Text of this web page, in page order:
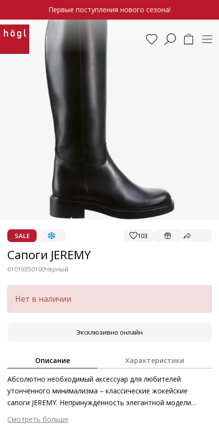
Первые поступления нового сезона!
SALE 103
Сапоги JEREMY
61019350100Чёрный
Нет в наличии
Эксклюзивно онлайн
Описание Характеристики
Абсолютно необходимый аксессуар для любителей
утончённого минимализма – классические жокейские
сапоги JEREMY. Непринуждённость элегантной модели
подчёркивает телячья кожа первоклассного качества с
глянцевым блестящим финишем. Кожа, произведенная
Смотреть больше